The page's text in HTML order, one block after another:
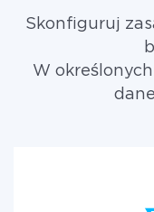
Skonfiguruj
W